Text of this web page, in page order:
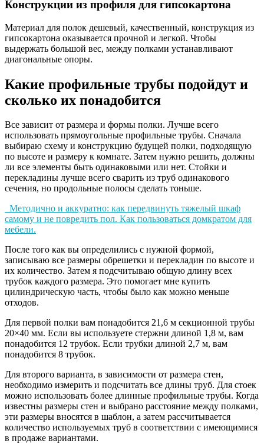
Конструкции из профиля для гипсокартона
Материал для полок дешевый, качественный, конструкция из
гипсокартона оказывается прочной и легкой. Чтобы
выдержать большой вес, между полками устанавливают
диагональные опоры.
Какие профильные трубы подойдут и
сколько их понадобится
Все зависит от размера и формы полки. Лучше всего
использовать прямоугольные профильные трубы. Сначала
выбираю схему и конструкцию будущей полки, подходящую
по высоте и размеру к комнате. Затем нужно решить, должны
ли все элементы быть одинаковыми или нет. Стойки и
перекладины лучше всего сварить из труб одинакового
сечения, но продольные полосы сделать тоньше.
Методично и аккуратно: как передвинуть тяжелый шкаф
самому и не повредить пол. Как пользоваться домкратом для
мебели.
После того как вы определились с нужной формой,
записываю все размеры обрешетки и перекладин по высоте и
их количество. Затем я подсчитываю общую длину всех
трубок каждого размера. Это помогает мне купить
цилиндрическую часть, чтобы было как можно меньше
отходов.
Для первой полки вам понадобится 21,6 м секционной трубы
20×40 мм. Если вы используете стержни длиной 1,8 м, вам
понадобится 12 трубок. Если трубки длиной 2,7 м, вам
понадобится 8 трубок.
Для второго варианта, в зависимости от размера стен,
необходимо измерить и подсчитать все длины труб. Для стоек
можно использовать более длинные профильные трубы. Когда
известны размеры стен и выбрано расстояние между полками,
эти размеры вносятся в шаблон, а затем рассчитывается
количество используемых труб в соответствии с имеющимися
в продаже вариантами.